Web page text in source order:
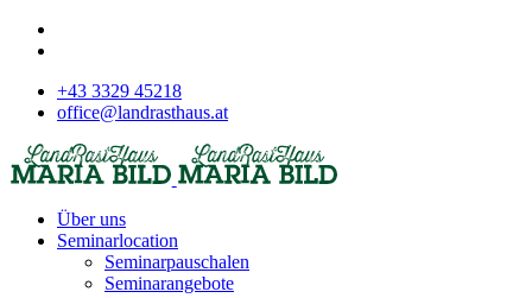
+43 3329 45218
office@landrasthaus.at
Über uns
Seminarlocation
Seminarpauschalen
Seminarangebote